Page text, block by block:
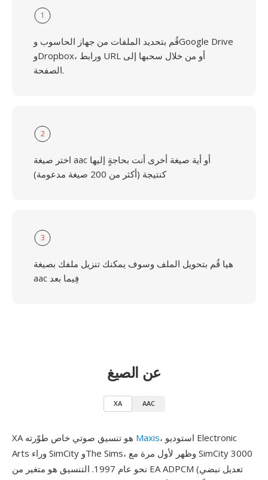
1
قُم بتحديد الملفات من جهاز الحاسوب وGoogle Drive
وDropbox، ورابط URL أو من خلال سحبها إلى
الصفحة.
2
اختر صيغة aac أو أية صيغة أخرى أنت بحاجةٍ إليها
كنتيجة (أكثر من 200 صيغة مدعومة)
3
هيا قُم بتحويل الملف وسوف يمكنك تنزيل ملفك بصيغة
aac فِيما بعد
عن الصيغ
XA AAC
Maxis، استوديو Electronic
Arts وراء SimCity وThe Sims، وظهر لأول مرة مع SimCity 3000
نحو عام 1997. التنسيق هو متغير من EA ADPCM (تعديل نبضي